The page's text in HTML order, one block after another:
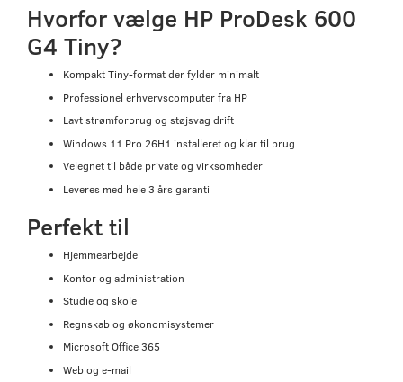
Hvorfor vælge HP ProDesk 600
G4 Tiny?
Kompakt Tiny-format der fylder minimalt
Professionel erhvervscomputer fra HP
Lavt strømforbrug og støjsvag drift
Windows 11 Pro 26H1 installeret og klar til brug
Velegnet til både private og virksomheder
Leveres med hele 3 års garanti
Perfekt til
Hjemmearbejde
Kontor og administration
Studie og skole
Regnskab og økonomisystemer
Microsoft Office 365
Web og e-mail